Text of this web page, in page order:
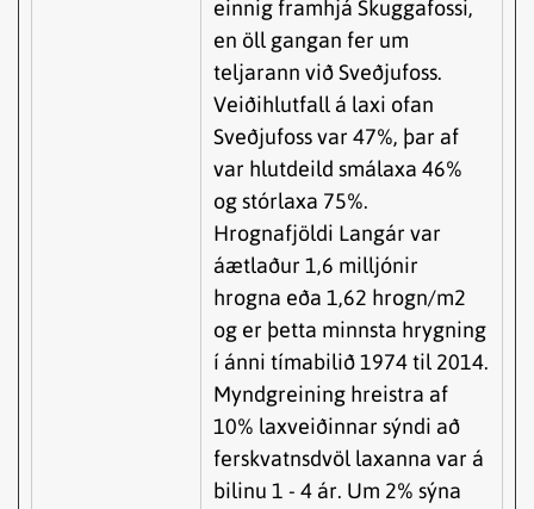
einnig framhjá Skuggafossi,
en öll gangan fer um
teljarann við Sveðjufoss.
Veiðihlutfall á laxi ofan
Sveðjufoss var 47%, þar af
var hlutdeild smálaxa 46%
og stórlaxa 75%.
Hrognafjöldi Langár var
áætlaður 1,6 milljónir
hrogna eða 1,62 hrogn/m2
og er þetta minnsta hrygning
í ánni tímabilið 1974 til 2014.
Myndgreining hreistra af
10% laxveiðinnar sýndi að
ferskvatnsdvöl laxanna var á
bilinu 1 - 4 ár. Um 2% sýna